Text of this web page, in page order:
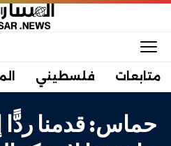
متابعات فلسطيني
حماس: قدمنا ردًّا